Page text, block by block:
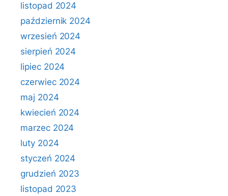
listopad 2024
październik 2024
wrzesień 2024
sierpień 2024
lipiec 2024
czerwiec 2024
maj 2024
kwiecień 2024
marzec 2024
luty 2024
styczeń 2024
grudzień 2023
listopad 2023